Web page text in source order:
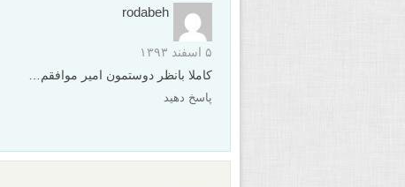
rodabeh
۵ اسفند ۱۳۹۳
کاملا بانظر دوستمون امیر موافقم…
پاسخ دهید